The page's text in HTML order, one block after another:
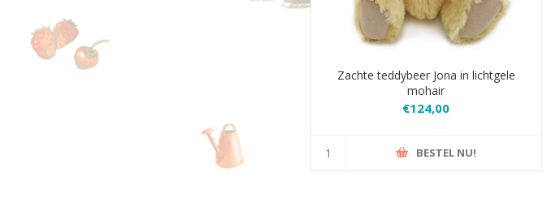
Zachte teddybeer Jona in lichtgele
mohair
€124,00
BESTEL NU!